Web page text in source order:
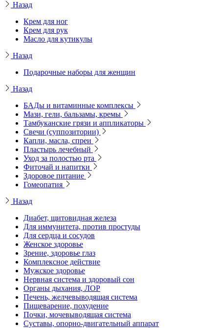
Назад
Крем для ног
Крем для рук
Масло для кутикулы
Назад
Подарочные наборы для женщин
Назад
БАДы и витаминные комплексы
Мази, гели, бальзамы, кремы
Тамбуканские грязи и аппликаторы
Свечи (суппозитории)
Капли, масла, спреи
Пластырь лечебный
Уход за полостью рта
Фиточай и напитки
Здоровое питание
Гомеопатия
Назад
Диабет, щитовидная железа
Для иммунитета, против простуды
Для сердца и сосудов
Женское здоровье
Зрение, здоровье глаз
Комплексное действие
Мужское здоровье
Нервная система и здоровый сон
Органы дыхания, ЛОР
Печень, желчевыводящая система
Пищеварение, похудение
Почки, мочевыводящая система
Суставы, опорно-двигательный аппарат